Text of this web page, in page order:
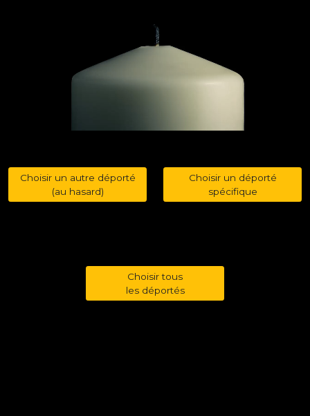
Choisir un autre déporté
(au hasard)
Choisir un déporté
spécifique
Choisir tous
les déportés